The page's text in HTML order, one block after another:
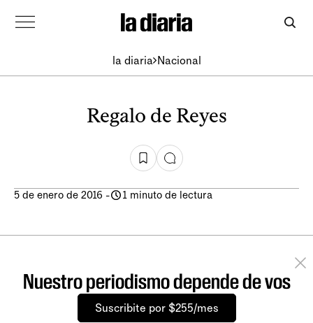
la diaria Nacional
Regalo de Reyes
5 de enero de 2016 - 1 minuto de lectura
Nuestro periodismo depende de vos
Suscribite por $255/mes